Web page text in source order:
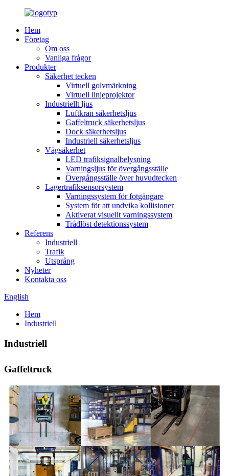
Hem
Företag
Om oss
Vanliga frågor
Produkter
Säkerhet tecken
Virtuell golvmärkning
Virtuell linjeprojektor
Industriellt ljus
Luftkran säkerhetsljus
Gaffeltruck säkerhetsljus
Dock säkerhetsljus
Industriell säkerhetsljus
Vägsäkerhet
LED trafiksignalbelysning
Varningsljus för övergångsställe
Övergångsställe över huvudtecken
Lagertrafiksensorsystem
Varningssystem för fotgängare
System för att undvika kollisioner
Aktiverat visuellt varningssystem
Trådlöst detektionssystem
Referens
Industriell
Trafik
Utsprång
Nyheter
Kontakta oss
English
Hem
Industriell
Industriell
Gaffeltruck